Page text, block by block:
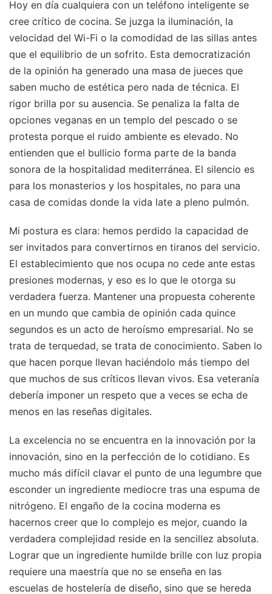
Hoy en día cualquiera con un teléfono inteligente se
cree crítico de cocina. Se juzga la iluminación, la
velocidad del Wi-Fi o la comodidad de las sillas antes
que el equilibrio de un sofrito. Esta democratización
de la opinión ha generado una masa de jueces que
saben mucho de estética pero nada de técnica. El
rigor brilla por su ausencia. Se penaliza la falta de
opciones veganas en un templo del pescado o se
protesta porque el ruido ambiente es elevado. No
entienden que el bullicio forma parte de la banda
sonora de la hospitalidad mediterránea. El silencio es
para los monasterios y los hospitales, no para una
casa de comidas donde la vida late a pleno pulmón.
Mi postura es clara: hemos perdido la capacidad de
ser invitados para convertirnos en tiranos del servicio.
El establecimiento que nos ocupa no cede ante estas
presiones modernas, y eso es lo que le otorga su
verdadera fuerza. Mantener una propuesta coherente
en un mundo que cambia de opinión cada quince
segundos es un acto de heroísmo empresarial. No se
trata de terquedad, se trata de conocimiento. Saben lo
que hacen porque llevan haciéndolo más tiempo del
que muchos de sus críticos llevan vivos. Esa veteranía
debería imponer un respeto que a veces se echa de
menos en las reseñas digitales.
La excelencia no se encuentra en la innovación por la
innovación, sino en la perfección de lo cotidiano. Es
mucho más difícil clavar el punto de una legumbre que
esconder un ingrediente mediocre tras una espuma de
nitrógeno. El engaño de la cocina moderna es
hacernos creer que lo complejo es mejor, cuando la
verdadera complejidad reside en la sencillez absoluta.
Lograr que un ingrediente humilde brille con luz propia
requiere una maestría que no se enseña en las
escuelas de hostelería de diseño, sino que se hereda